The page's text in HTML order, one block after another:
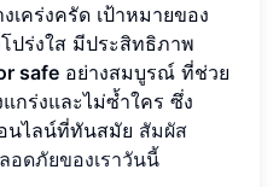
เคร่งครัด เป้าหมายของ
ปร่งใส มีประสิทธิภาพ
safe อย่างสมบูรณ์ ที่ช่วย
กร่งและไม่ซ้ำใคร ซึ่ง
นไลน์ที่ทันสมัย สัมผัส
อดภัยของเราวันนี้